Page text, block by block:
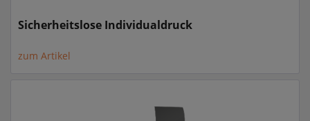
Sicherheitslose Individualdruck
zum Artikel